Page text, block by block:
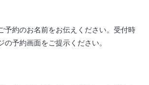
予約のお名前をお伝えください。受付時
の予約画面をご提示ください。